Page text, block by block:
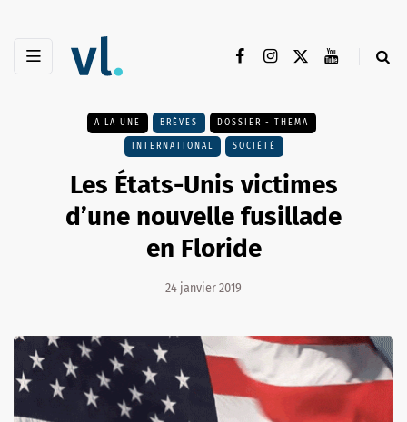
A LA UNE BRÈVES DOSSIER - THEMA
INTERNATIONAL SOCIÉTÉ
Les États-Unis victimes
d’une nouvelle fusillade
en Floride
24 janvier 2019